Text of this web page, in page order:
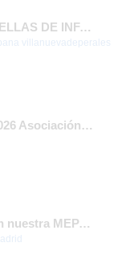
NOCHE DE LAS ESTRELLAS DE INFANTIL 5 AÑOS
villanuevadeperales
Cierre de curso 2025/2026 Asociación cultural Don Juan I
Día de Europa 2026 con nuestra MEPAS asociada IES Rey Pastor